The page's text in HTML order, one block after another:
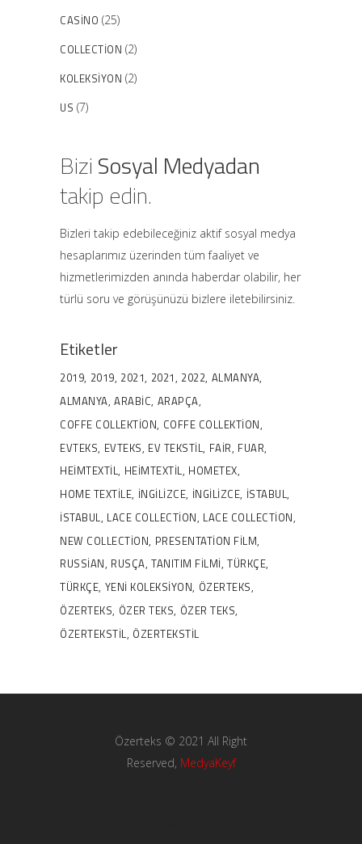
CASINO (25)
COLLECTION (2)
KOLEKSIYON (2)
US (7)
Bizi Sosyal Medyadan
takip edin.
Bizleri takip edebileceğiniz aktif sosyal medya
hesaplarımız üzerinden tüm faaliyet ve
hizmetlerimizden anında haberdar olabilir, her
türlü soru ve görüşünüzü bizlere iletebilirsiniz.
Etiketler
2019 2019 2021 2021 2022 ALMANYA
ALMANYA ARABIC ARAPÇA
COFFE COLLEKTION COFFE COLLEKTION
EVTEKS EVTEKS EV TEKSTIL FAIR FUAR
HEIMTEXTIL HEIMTEXTIL HOMETEX
HOME TEXTILE INGILIZCE INGILIZCE ISTABUL
ISTABUL LACE COLLECTION LACE COLLECTION
NEW COLLECTION PRESENTATION FILM
RUSSIAN RUSÇA TANITIM FILMI TÜRKÇE
TÜRKÇE YENI KOLEKSIYON ÖZERTEKS
ÖZERTEKS ÖZER TEKS ÖZER TEKS
ÖZERTEKSTIL ÖZERTEKSTIL
Özerteks © 2021 All Right
Reserved, MedyaKeyf